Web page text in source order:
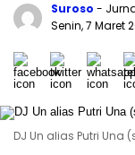
Suroso -
Senin, 7 Maret
DJ Un alias Putri Una